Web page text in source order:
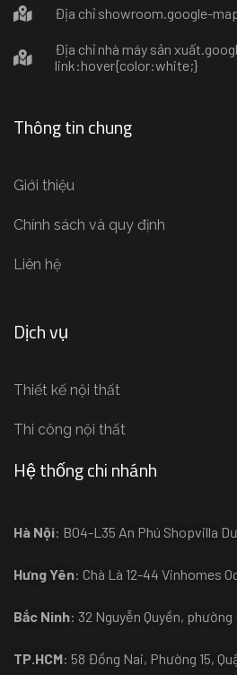
Địa chỉ showroom.google-
Địa chỉ nhà máy sản xuất
link:hover{color:white;}
Thông tin chung
Giới thiệu
Chính sách và quy định
Liên hệ
Dịch vụ
Thiết kế nội thất
Thi công nội thất
Hệ thống chi nhánh
Hà Nội: B04-L35 An Phú Shopvilla
Hưng Yên: Chà Là 12-44 Vinhomes
Bắc Ninh: 32 Nguyễn Quyền,
TP.HCM: 58 Đồng Nai, Phường 15,